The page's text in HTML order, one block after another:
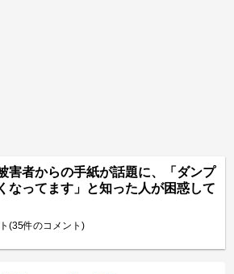
害者からの手紙が話題に、「ダンプ
なってます」と知った人が困惑して
(35件のコメント)